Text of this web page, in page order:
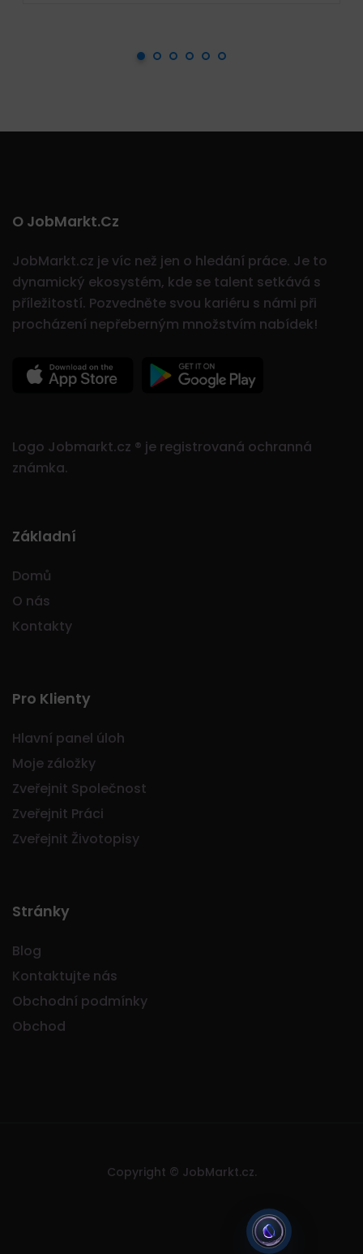
O JobMarkt.cz
JobMarkt.cz je víc než jen o hledání práce. Je to
dynamický ekosystém, kde se talent setkává s
příležitostí. Pozvedněte svou kariéru s námi při
procházení nepřeberným množstvím nabídek!
Logo Jobmarkt.cz ® je registrovaná ochranná
známka.
Základní
Domů
O nás
Kontakty
Pro Klienty
Hlavní panel úloh
Moje záložky
Zveřejnit Společnost
Zveřejnit Práci
Zveřejnit Životopisy
Stránky
Blog
Kontaktujte nás
Obchodní podmínky
Obchod
Copyright © JobMarkt.cz.